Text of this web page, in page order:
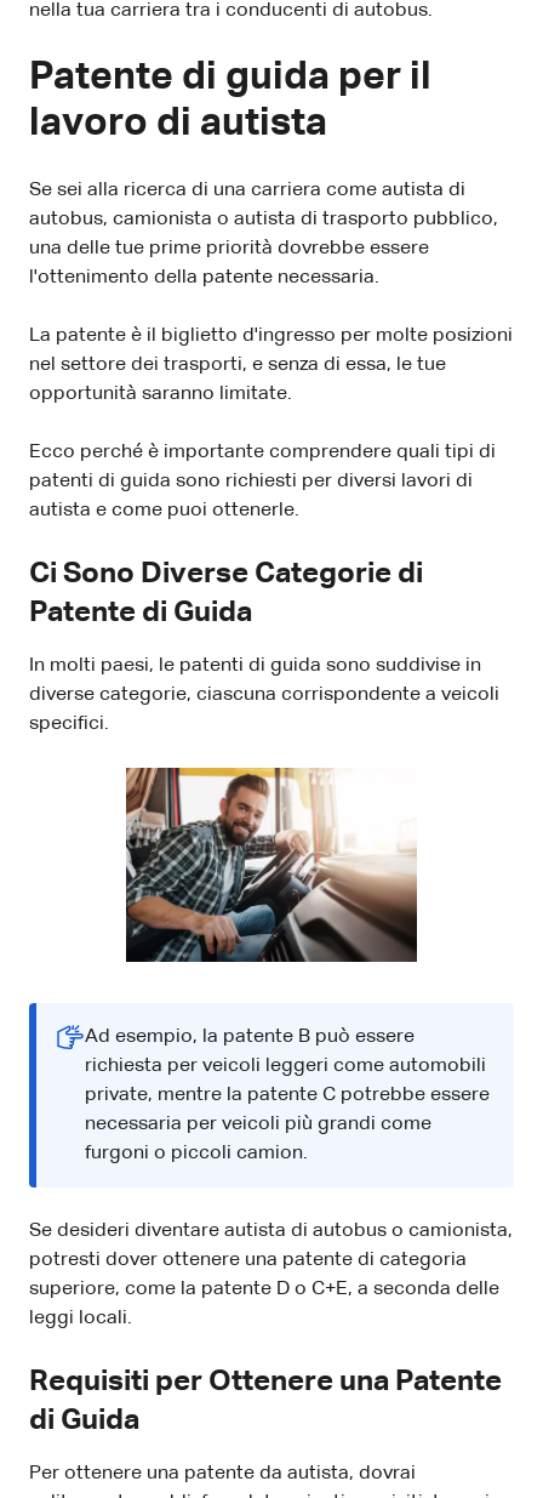
nella tua carriera tra i conducenti di autobus.
Patente di guida per il
lavoro di autista
Se sei alla ricerca di una carriera come autista di
autobus, camionista o autista di trasporto pubblico,
una delle tue prime priorità dovrebbe essere
l'ottenimento della patente necessaria.
La patente è il biglietto d'ingresso per molte posizioni
nel settore dei trasporti, e senza di essa, le tue
opportunità saranno limitate.
Ecco perché è importante comprendere quali tipi di
patenti di guida sono richiesti per diversi lavori di
autista e come puoi ottenerle.
Ci Sono Diverse Categorie di
Patente di Guida
In molti paesi, le patenti di guida sono suddivise in
diverse categorie, ciascuna corrispondente a veicoli
specifici.
Ad esempio, la patente B può essere
richiesta per veicoli leggeri come automobili
private, mentre la patente C potrebbe essere
necessaria per veicoli più grandi come
furgoni o piccoli camion.
Se desideri diventare autista di autobus o camionista,
potresti dover ottenere una patente di categoria
superiore, come la patente D o C+E, a seconda delle
leggi locali.
Requisiti per Ottenere una Patente
di Guida
Per ottenere una patente da autista, dovrai